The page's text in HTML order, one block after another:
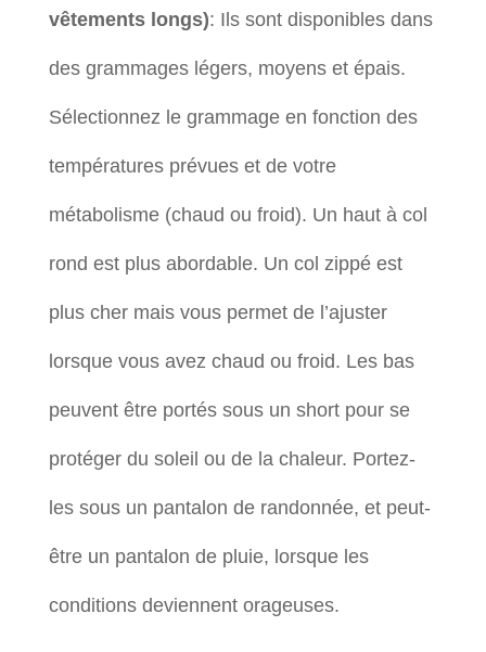
vêtements longs): Ils sont disponibles dans
des grammages légers, moyens et épais.
Sélectionnez le grammage en fonction des
températures prévues et de votre
métabolisme (chaud ou froid). Un haut à col
rond est plus abordable. Un col zippé est
plus cher mais vous permet de l’ajuster
lorsque vous avez chaud ou froid. Les bas
peuvent être portés sous un short pour se
protéger du soleil ou de la chaleur. Portez-
les sous un pantalon de randonnée, et peut-
être un pantalon de pluie, lorsque les
conditions deviennent orageuses.